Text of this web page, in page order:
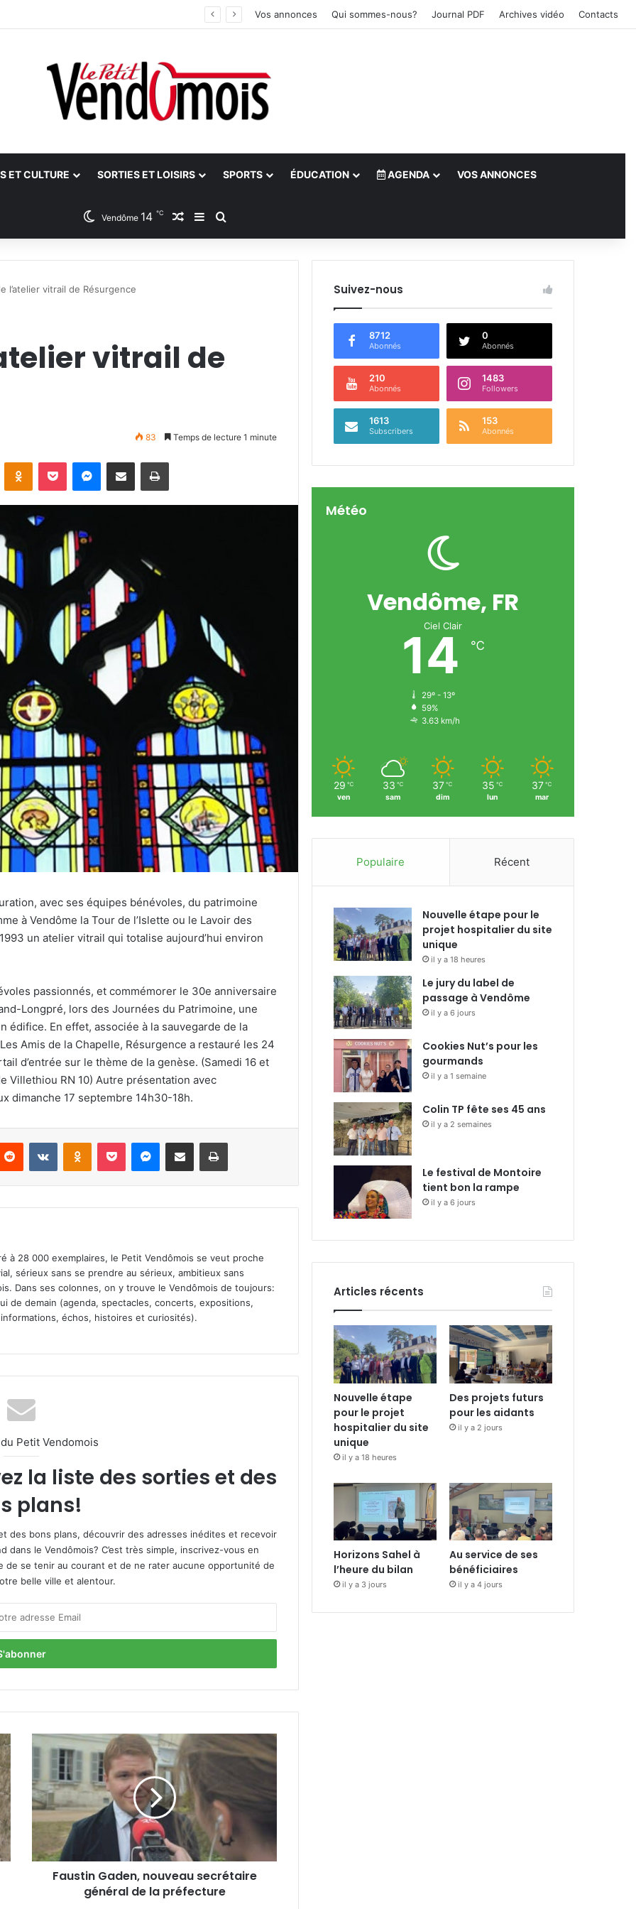
Vos annonces Qui sommes-nous? Journal PDF Archives vidéo Contacts
ET CULTURE SORTIES ET LOISIRS SPORTS ÉDUCATION AGENDA VOS ANNONCES
Vendôme 14 ℃ Article Aléatoire
Sidebar (barre latérale)
Rechercher
l’atelier vitrail de Résurgence
vitrail de
83 Temps de lecture 1 minute
avec ses équipes bénévoles, du patrimoine
à Vendôme la Tour de l’Islette ou le Lavoir des
un atelier vitrail qui totalise aujourd’hui environ
passionnés, et commémorer le 30e anniversaire
Longpré, lors des Journées du Patrimoine, une
En effet, associée à la sauvegarde de la
Amis de la Chapelle, Résurgence a restauré les 24
d’entrée sur le thème de la genèse. (Samedi 16 et
Villethiou RN 10) Autre présentation avec
dimanche 17 septembre 14h30-18h.
à 28 000 exemplaires, le Petit Vendômois se veut proche
sérieux sans se prendre au sérieux, ambitieux sans
Dans ses colonnes, on y trouve le Vendômois de toujours:
de demain (agenda, spectacles, concerts, expositions,
échos, histoires et curiosités).
Petit Vendomois
la liste des sorties et des
plans!
des bons plans, découvrir des adresses inédites et recevoir
le Vendômois? C’est très simple, inscrivez-vous en
de se tenir au courant et de ne rater aucune opportunité de
belle ville et alentour.
a
s
t
n
a
Faustin Gaden, nouveau secrétaire
général de la préfecture
Suivez-nous
8712
Abonnés
0
Abonnés
210
Abonnés
1483
Followers
1613
Subscribers
153
Abonnés
Météo
Vendôme, FR
Ciel Clair
14 ℃
29º - 13º
59%
3.63 km/h
29 ℃
ven
33 ℃
sam
37 ℃
dim
35 ℃
lun
37 ℃
mar
Populaire Récent
Nouvelle étape pour le
projet hospitalier du site
unique
il y a 18 heures
Le jury du label de
passage à Vendôme
il y a 6 jours
Cookies Nut’s pour les
gourmands
il y a 1 semaine
Colin TP fête ses 45 ans
il y a 2 semaines
Le festival de Montoire
tient bon la rampe
il y a 6 jours
Articles récents
Nouvelle étape
pour le projet
hospitalier du site
unique
il y a 18 heures
Des projets futurs
pour les aidants
il y a 2 jours
Horizons Sahel à
l’heure du bilan
il y a 3 jours
Au service de ses
bénéficiaires
il y a 4 jours